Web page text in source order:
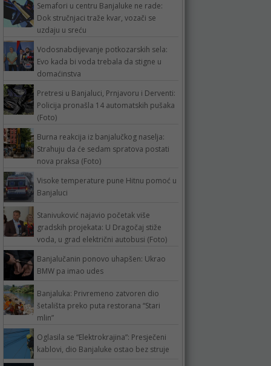
Semafori u centru Banjaluke ne rade:
Dok stručnjaci traže kvar, vozači se
uzdaju u sreću
Vodosnabdijevanje potkozarskih sela:
Evo kada bi voda trebala da stigne u
domaćinstva
Pretresi u Banjaluci, Prnjavoru i Derventi:
Policija pronašla 14 automatskih pušaka
(Foto)
Burna reakcija iz banjalučkog naselja:
Strahuju da će sedam spratova postati
nova praksa (Foto)
Visoke temperature pune Hitnu pomoć u
Banjaluci
Stanivuković najavio početak više
gradskih projekata: U Dragočaj stiže
voda, u grad električni autobusi (Foto)
Banjalučanin ponovo uhapšen: Ukrao
BMW pa imao udes
Banjaluka: Privremeno zatvoren dio
šetališta preko puta restorana “Stari
mlin”
Oglasila se “Elektrokrajina”: Presječeni
kablovi, dio Banjaluke ostao bez struje